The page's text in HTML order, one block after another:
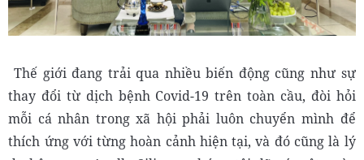
Thế giới đang trải qua nhiều biến động cũng như sự
thay đổi từ dịch bệnh Covid-19 trên toàn cầu, đòi hỏi
mỗi cá nhân trong xã hội phải luôn chuyển mình để
thích ứng với từng hoàn cảnh hiện tại, và đó cũng là lý